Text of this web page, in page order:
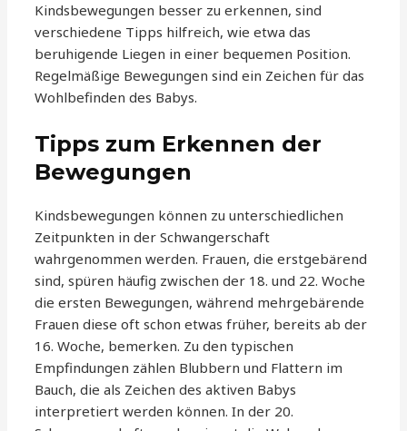
Kindsbewegungen besser zu erkennen, sind
verschiedene Tipps hilfreich, wie etwa das
beruhigende Liegen in einer bequemen Position.
Regelmäßige Bewegungen sind ein Zeichen für das
Wohlbefinden des Babys.
Tipps zum Erkennen der
Bewegungen
Kindsbewegungen können zu unterschiedlichen
Zeitpunkten in der Schwangerschaft
wahrgenommen werden. Frauen, die erstgebärend
sind, spüren häufig zwischen der 18. und 22. Woche
die ersten Bewegungen, während mehrgebärende
Frauen diese oft schon etwas früher, bereits ab der
16. Woche, bemerken. Zu den typischen
Empfindungen zählen Blubbern und Flattern im
Bauch, die als Zeichen des aktiven Babys
interpretiert werden können. In der 20.